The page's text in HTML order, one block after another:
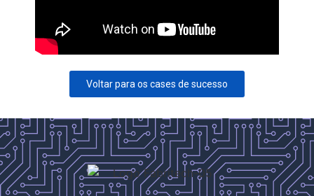
Voltar para os cases de sucesso